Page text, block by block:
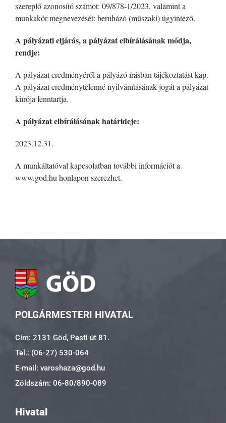
szereplő azonosító számot: 09/878-1/2023, valamint a
munkakör megnevezését: beruházó (műszaki) ügyintéző.
A pályázati eljárás, a pályázat elbírálásának módja,
rendje:
A pályázat eredményéről a pályázó írásban tájékoztatást kap.
A pályázat eredménytelenné nyilvánításának jogát a pályázat
kiírója fenntartja.
A pályázat elbírálásának határideje:
2023.12.31.
A munkáltatóval kapcsolatban további információt a
www.god.hu honlapon szerezhet.
POLGÁRMESTERI HIVATAL
Cím: 2131 Göd, Pesti út 81.
Tel.: (06-27) 530-064
E-mail: varoshaza@god.hu
Zöldszám: 06-80/890-089
Hivatal